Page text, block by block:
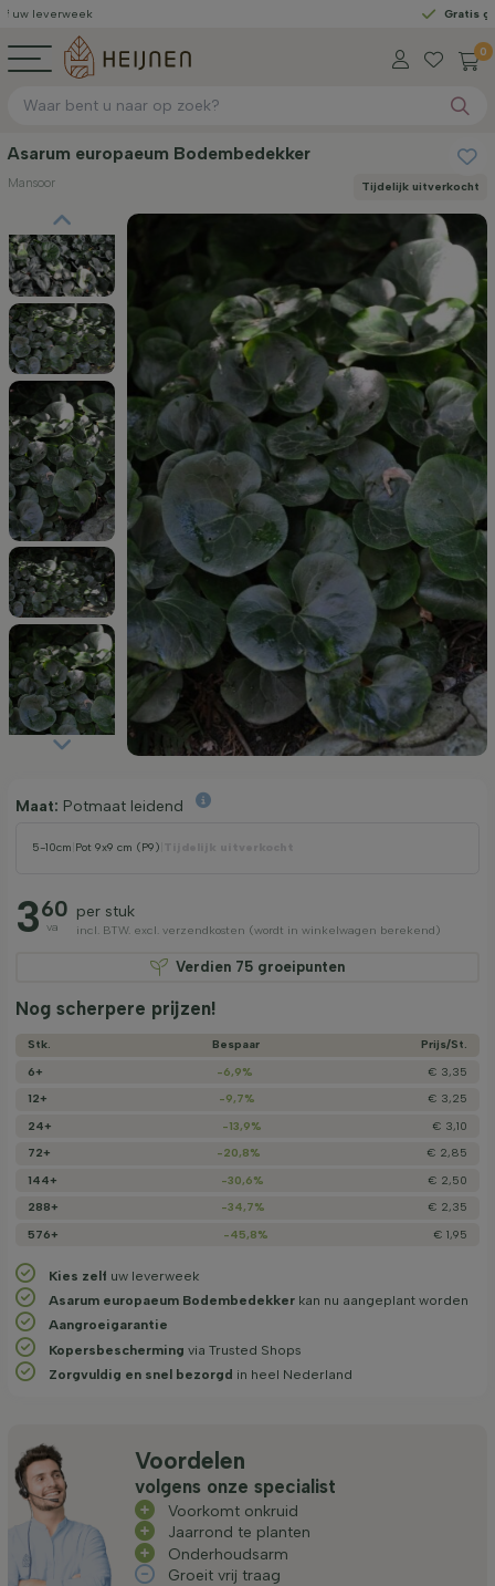
Gratis geleverd
0
Asarum europaeum Bodembedekker
Mansoor Tijdelijk uitverkocht
Maat: Potmaat leidend
5-10cm Pot 9x9 cm (P9)
360
va
per stuk
incl. BTW. excl. verzendkosten (wordt in winkelwagen berekend)
Verdien 75groeipunten
Nog scherpere prijzen!
Stk. Bespaar
Prijs/­St.
6+
-6,9%
€ 3,35
12+
-9,7%
€ 3,25
24+
-13,9%
€ 3,10
72+
-20,8%
€ 2,85
144+
-30,6%
€ 2,50
288+
-34,7%
€ 2,35
576+
-45,8% € 1,95
Kies zelf uw leverweek
Asarum europaeum Bodembedekker kan nu aangeplant worden
Aangroeigarantie
Kopersbescherming via Trusted Shops
Zorgvuldig en snel bezorgd in heel Nederland
Voordelen
volgens onze specialist
Voorkomt onkruid
Jaarrond te planten
Onderhoudsarm
Groeit vrij traag